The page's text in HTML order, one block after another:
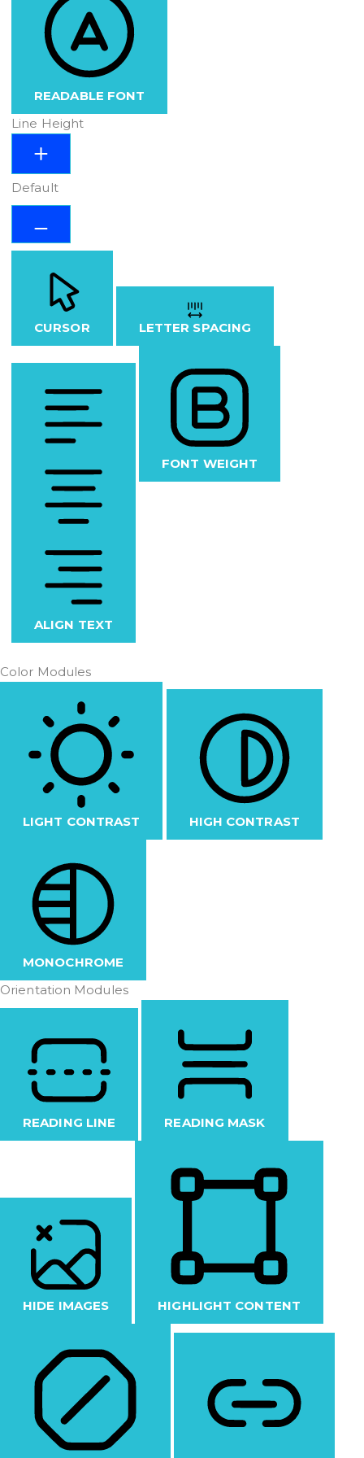
READABLE FONT
Line Height
Default
CURSOR LETTER SPACING
ALIGN TEXT
FONT WEIGHT
Color Modules
LIGHT CONTRAST HIGH CONTRAST
MONOCHROME
Orientation Modules
READING LINE READING MASK
HIDE IMAGES HIGHLIGHT CONTENT